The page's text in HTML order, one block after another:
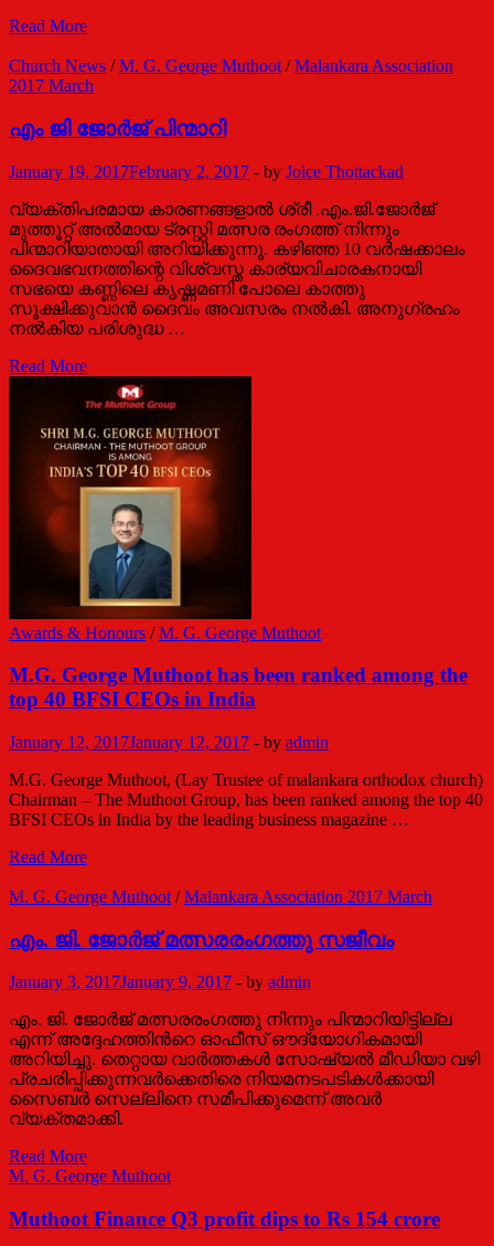
മുത്തൂറ്റ്
ലാഭം
1180
രൂപ
Read More
Church News /M. G. George Muthoot /Malankara Association
2017 March
എം ജി ജോർജ് പിന്മാറി
January 19, 2017February 2, 2017 - by Joice Thottackad
വ്യക്തിപരമായ കാരണങ്ങളാൽ ശ്രീ .എം.ജി.ജോർജ്
മുത്തൂറ്റ് അൽമായ ട്രസ്റ്റി മത്സര രംഗത്ത് നിന്നും
പിന്മാറിയാതായി അറിയിക്കുന്നു. കഴിഞ്ഞ 10 വർഷക്കാലം
ദൈവഭവനത്തിന്റെ വിശ്വസ്ത കാര്യവിചാരകനായി
സഭയെ കണ്ണിലെ കൃഷ്ണമണി പോലെ കാത്തു
സൂക്ഷിക്കുവാൻ ദൈവം അവസരം നൽകി. അനുഗ്രഹം
നൽകിയ പരിശുദ്ധ …
എം
പിന്മാറി
Read More
Awards & Honours /M. G. George Muthoot
M.G. George Muthoot has been ranked among the
top 40 BFSI CEOs in India
January 12, 2017January 12, 2017 - by admin
M.G. George Muthoot, (Lay Trustee of malankara orthodox church)
Chairman – The Muthoot Group, has been ranked among the top 40
BFSI CEOs in India by the leading business magazine …
M.G.
Muthoot
been
ranked
among
the
top
40
BFSI
CEOs
in
India
Read More
M. G. George Muthoot /Malankara Association 2017 March
എം. ജി. ജോര്‍ജ് മത്സരരംഗത്തു സജീവം
January 3, 2017January 9, 2017 - by admin
എം. ജി. ജോര്‍ജ് മത്സരരംഗത്തു നിന്നും പിന്മാറിയിട്ടില്ല
എന്ന് അദ്ദേഹത്തിന്‍റെ ഓഫീസ് ഔദ്യോഗികമായി
അറിയിച്ചു. തെറ്റായ വാര്‍ത്തകള്‍ സോഷ്യല്‍ മീഡിയാ വഴി
പ്രചരിപ്പിക്കുന്നവര്‍ക്കെതിരെ നിയമനടപടികള്‍ക്കായി
സൈബര്‍ സെല്ലിനെ സമീപിക്കുമെന്ന് അവര്‍
വ്യക്തമാക്കി.
എം.
ജി.
മത്സരരംഗത്തു
സജീവം
Read More
M. G. George Muthoot
Muthoot Finance Q3 profit dips to Rs 154 crore